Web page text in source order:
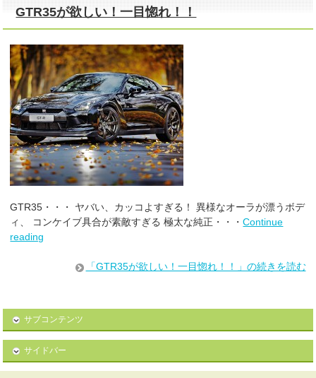
GTR35が欲しい！一目惚れ！！
GTR35・・・ ヤバい、カッコよすぎる！ 異様なオーラが漂うボデ
ィ、 コンケイブ具合が素敵すぎる 極太な純正・・・Continue
reading
「GTR35が欲しい！一目惚れ！！」の続きを読む
サブコンテンツ
サイドバー